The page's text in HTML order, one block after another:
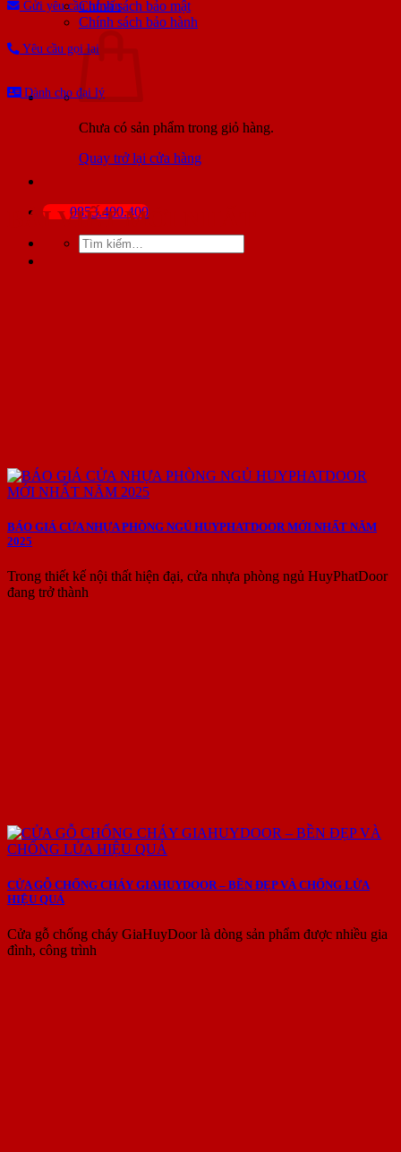
Chính sách bảo mật
Chính sách bảo hành
Chưa có sản phẩm trong giỏ hàng.
Quay trở lại cửa hàng
0853.400.400
Tìm
kiếm:
Gửi yêu cầu tư vấn
Yêu cầu gọi lại
Dành cho đại lý
BÀI VIẾT MỚI NHẤT
BÁO GIÁ CỬA NHỰA PHÒNG NGỦ HUYPHATDOOR MỚI NHẤT NĂM
2025
Trong thiết kế nội thất hiện đại, cửa nhựa phòng ngủ HuyPhatDoor
đang trở thành
CỬA GỖ CHỐNG CHÁY GIAHUYDOOR – BỀN ĐẸP VÀ CHỐNG LỬA
HIỆU QUẢ
Cửa gỗ chống cháy GiaHuyDoor là dòng sản phẩm được nhiều gia
đình, công trình